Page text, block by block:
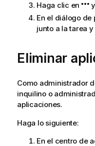
Haga clic en
y
En el diálogo
junto a la tarea
Eliminar
Como administrador
inquilino o
aplicaciones.
Haga lo siguiente:
En el centro de